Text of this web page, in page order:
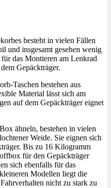
besteht in vielen Fällen
und insgesamt gesehen wenig
das Montieren am Lenkrad
Gepäckträger.
Taschen bestehen aus
Material lässt sich am
auf dem Gepäckträger eignet
ähneln, bestehen in vielen
Weide. Sie eignen sich
Bis zu 16 Kilogramm
für den Gepäckträger
sich ebenfalls für das
Modellen liegt die
nicht zu stark zu